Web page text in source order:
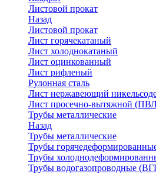
Листовой прокат
Назад
Листовой прокат
Лист горячекатаный
Лист холоднокатаный
Лист оцинкованный
Лист рифленый
Рулонная сталь
Лист нержавеющий
Лист просечно-вытяжной
Трубы металлические
Назад
Трубы металлические
Трубы
Трубы
Трубы водогазопроводные